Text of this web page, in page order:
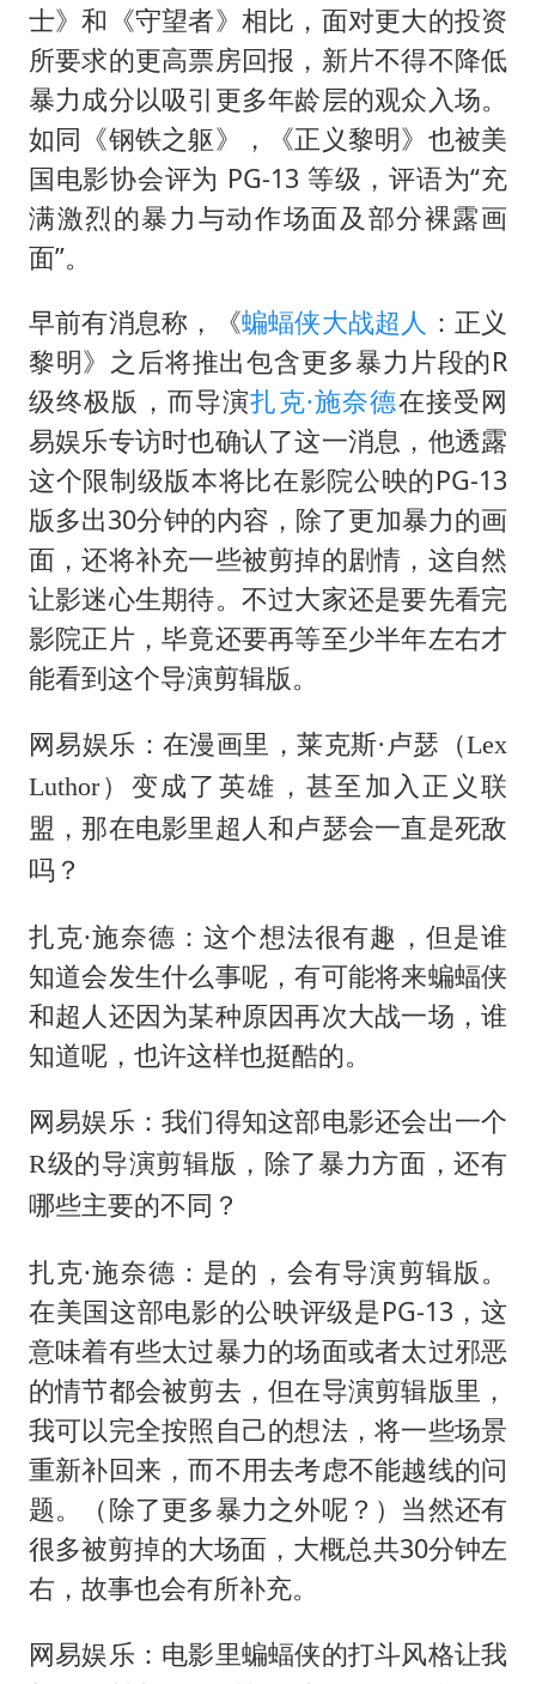
士》和《守望者》相比，面对更大的投资
所要求的更高票房回报，新片不得不降低
暴力成分以吸引更多年龄层的观众入场。
如同《钢铁之躯》，《正义黎明》也被美
国电影协会评为 PG-13 等级，评语为“充
满激烈的暴力与动作场面及部分裸露画
面”。
早前有消息称，《蝙蝠侠大战超人 ：正义
黎明》之后将推出包含更多暴力片段的R
级终极版，而导演扎克·施奈德在接受网
易娱乐专访时也确认了这一消息，他透露
这个限制级版本将比在影院公映的PG-13
版多出30分钟的内容，除了更加暴力的画
面，还将补充一些被剪掉的剧情，这自然
让影迷心生期待。不过大家还是要先看完
影院正片，毕竟还要再等至少半年左右才
能看到这个导演剪辑版。
网易娱乐：在漫画里，莱克斯·卢瑟（Lex
Luthor）变成了英雄，甚至加入正义联
盟，那在电影里超人和卢瑟会一直是死敌
吗？
扎克·施奈德：这个想法很有趣，但是谁
知道会发生什么事呢，有可能将来蝙蝠侠
和超人还因为某种原因再次大战一场，谁
知道呢，也许这样也挺酷的。
网易娱乐：我们得知这部电影还会出一个
R级的导演剪辑版，除了暴力方面，还有
哪些主要的不同？
扎克·施奈德：是的，会有导演剪辑版。
在美国这部电影的公映评级是PG-13，这
意味着有些太过暴力的场面或者太过邪恶
的情节都会被剪去，但在导演剪辑版里，
我可以完全按照自己的想法，将一些场景
重新补回来，而不用去考虑不能越线的问
题。（除了更多暴力之外呢？）当然还有
很多被剪掉的大场面，大概总共30分钟左
右，故事也会有所补充。
网易娱乐：电影里蝙蝠侠的打斗风格让我